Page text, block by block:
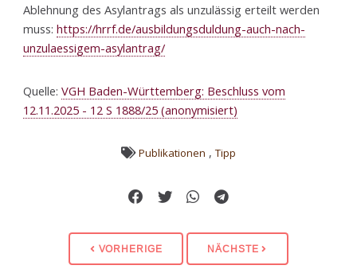
Ablehnung des Asylantrags als unzulässig erteilt werden
muss:https://hrrf.de/ausbildungsduldung-auch-nach-
unzulaessigem-asylantrag/
Quelle:VGH Baden-Württemberg: Beschluss vom
12.11.2025 - 12 S 1888/25 (anonymisiert)
Publikationen ,Tipp
VORHERIGE NÄCHSTE